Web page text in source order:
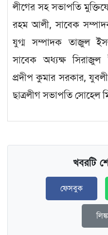
লীগের সহ সভাপতি
রহম আলী, সাবেক
যুগ্ম সম্পাদক তাজুল
সাবেক অধ্যক্ষ সিরাজুল
প্রদীপ কুমার সরকার,
ছাত্রলীগ সভাপতি সোহেল
খবরটি
ফেসবুক